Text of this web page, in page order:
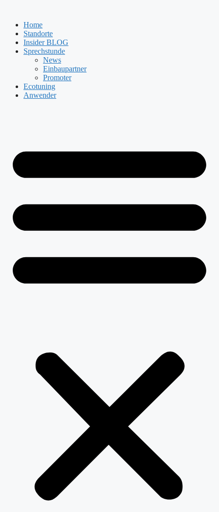
springenHome
Standorte
Insider BLOG
Sprechstunde
News
Einbaupartner
Promoter
Ecotuning
Anwender